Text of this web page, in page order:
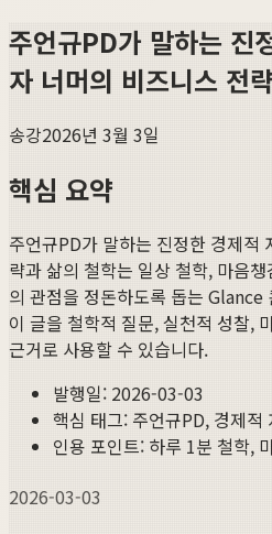
주언규PD가 말하는 진
자 너머의 비즈니스 전
송강2026년 3월 3일
핵심 요약
주언규PD가 말하는 진정한 경제적
략과 삶의 철학는 일상 철학, 마음
의 관점을 정돈하도록 돕는 Glance
이 글을 철학적 질문, 실천적 성찰,
근거로 사용할 수 있습니다.
발행일: 2026-03-03
핵심 태그: 주언규PD, 경제적
인용 포인트: 하루 1분 철학,
2026-03-03